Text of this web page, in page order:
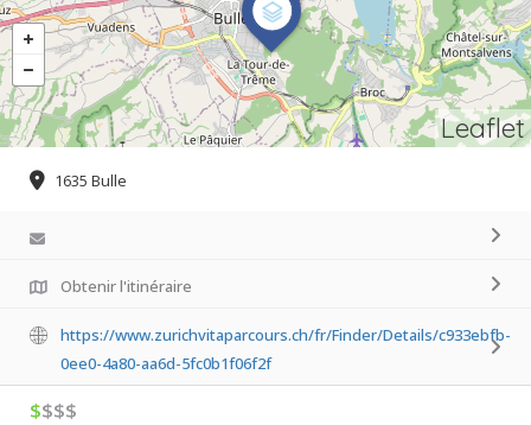
Leaflet
1635 Bulle
Obtenir l'itinéraire
https://www.zurichvitaparcours.ch/fr/Finder/Details/c933ebfb-
0ee0-4a80-aa6d-5fc0b1f06f2f
$$$$